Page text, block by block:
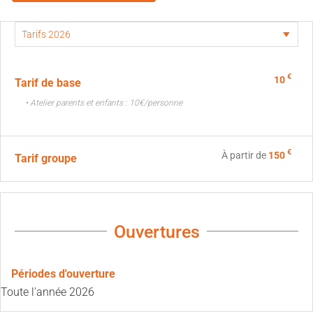
Tarif de base 10 €
• Atelier parents et enfants : 10€/personne
Tarif groupe À partir de 150 €
Ouvertures
Périodes d'ouverture
Toute l'année 2026